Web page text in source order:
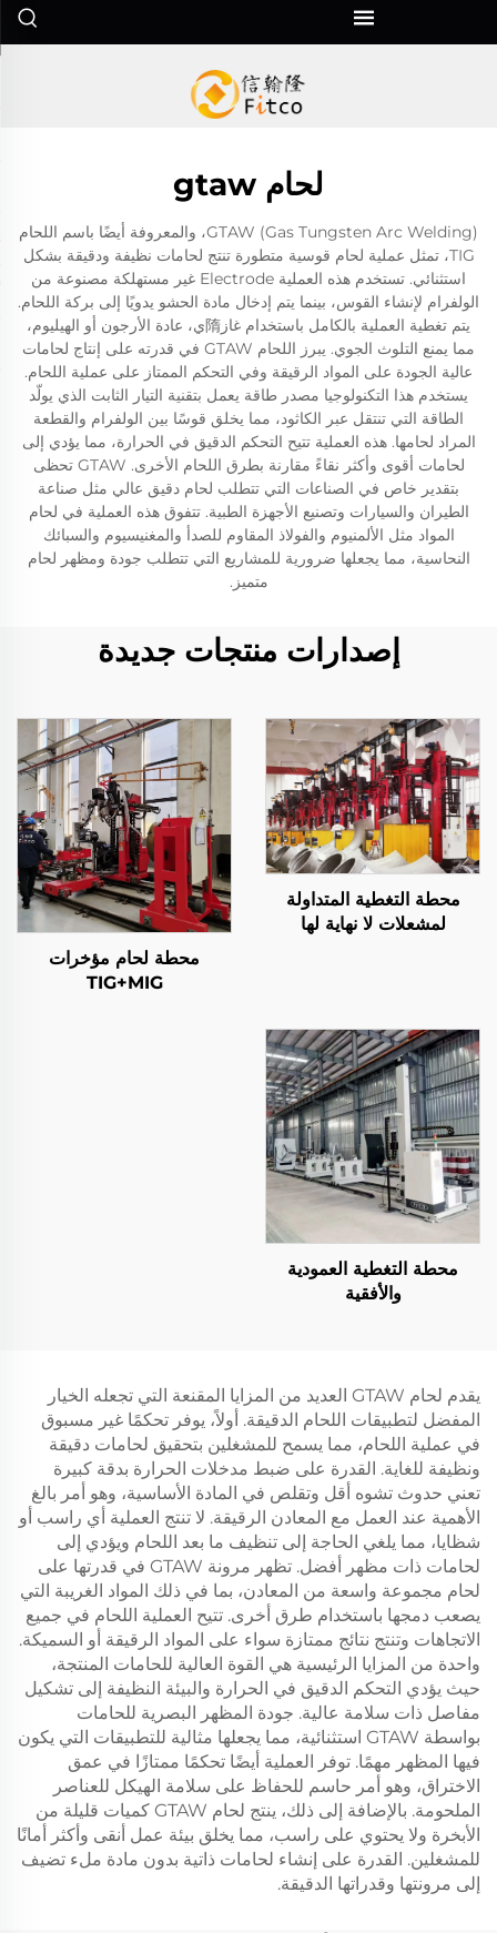
لحام gtaw
GTAW (Gas Tungsten Arc Welding)، والمعروفة أيضًا باسم اللحام
TIG، تمثل عملية لحام قوسية متطورة تنتج لحامات نظيفة ودقيقة بشكل
استثنائي. تستخدم هذه العملية Electrode غير مستهلكة مصنوعة من
الولفرام لإنشاء القوس، بينما يتم إدخال مادة الحشو يدويًا إلى بركة اللحام.
يتم تغطية العملية بالكامل باستخدام غاز隋ي، عادة الأرجون أو الهيليوم،
مما يمنع التلوث الجوي. يبرز اللحام GTAW في قدرته على إنتاج لحامات
عالية الجودة على المواد الرقيقة وفي التحكم الممتاز على عملية اللحام.
يستخدم هذا التكنولوجيا مصدر طاقة يعمل بتقنية التيار الثابت الذي يولّد
الطاقة التي تنتقل عبر الكاثود، مما يخلق قوسًا بين الولفرام والقطعة
المراد لحامها. هذه العملية تتيح التحكم الدقيق في الحرارة، مما يؤدي إلى
لحامات أقوى وأكثر نقاءً مقارنة بطرق اللحام الأخرى. GTAW تحظى
بتقدير خاص في الصناعات التي تتطلب لحام دقيق عالي مثل صناعة
الطيران والسيارات وتصنيع الأجهزة الطبية. تتفوق هذه العملية في لحام
المواد مثل الألمنيوم والفولاذ المقاوم للصدأ والمغنيسيوم والسبائك
النحاسية، مما يجعلها ضرورية للمشاريع التي تتطلب جودة ومظهر لحام
متميز.
إصدارات منتجات جديدة
محطة التغطية المتداولة
لمشعلات لا نهاية لها
محطة لحام مؤخرات
TIG+MIG
محطة التغطية العمودية
والأفقية
يقدم لحام GTAW العديد من المزايا المقنعة التي تجعله الخيار
المفضل لتطبيقات اللحام الدقيقة. أولاً، يوفر تحكمًا غير مسبوق
في عملية اللحام، مما يسمح للمشغلين بتحقيق لحامات دقيقة
ونظيفة للغاية. القدرة على ضبط مدخلات الحرارة بدقة كبيرة
تعني حدوث تشوه أقل وتقلص في المادة الأساسية، وهو أمر بالغ
الأهمية عند العمل مع المعادن الرقيقة. لا تنتج العملية أي راسب أو
شظايا، مما يلغي الحاجة إلى تنظيف ما بعد اللحام ويؤدي إلى
لحامات ذات مظهر أفضل. تظهر مرونة GTAW في قدرتها على
لحام مجموعة واسعة من المعادن، بما في ذلك المواد الغريبة التي
يصعب دمجها باستخدام طرق أخرى. تتيح العملية اللحام في جميع
الاتجاهات وتنتج نتائج ممتازة سواء على المواد الرقيقة أو السميكة.
واحدة من المزايا الرئيسية هي القوة العالية للحامات المنتجة،
حيث يؤدي التحكم الدقيق في الحرارة والبيئة النظيفة إلى تشكيل
مفاصل ذات سلامة عالية. جودة المظهر البصرية للحامات
بواسطة GTAW استثنائية، مما يجعلها مثالية للتطبيقات التي يكون
فيها المظهر مهمًا. توفر العملية أيضًا تحكمًا ممتازًا في عمق
الاختراق، وهو أمر حاسم للحفاظ على سلامة الهيكل للعناصر
الملحومة. بالإضافة إلى ذلك، ينتج لحام GTAW كميات قليلة من
الأبخرة ولا يحتوي على راسب، مما يخلق بيئة عمل أنقى وأكثر أمانًا
للمشغلين. القدرة على إنشاء لحامات ذاتية بدون مادة ملء تضيف
إلى مرونتها وقدراتها الدقيقة.